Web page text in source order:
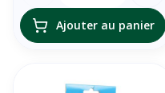
Ajouter au panier